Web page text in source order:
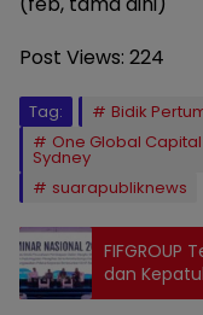
Post Views: 224
Tag: Bidik
One Global
Sydney
suarapubliknews
FIFGROUP
dan
KUHP Baru